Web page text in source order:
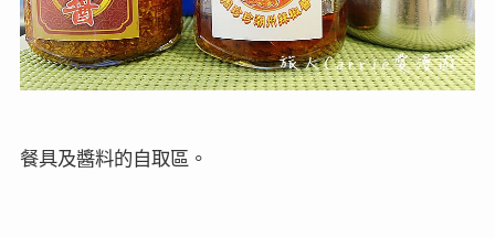
餐具及醬料的自取區。